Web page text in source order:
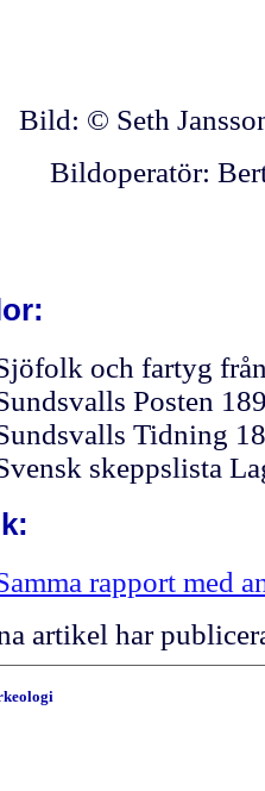
Bild: © Seth
Bildoperatör:
och fartyg
Posten
Tidning
skeppslista
rapport med
artikel har